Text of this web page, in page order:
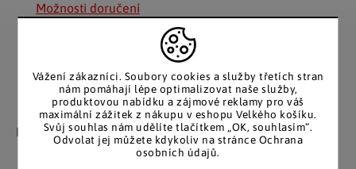
Vážení zákazníci. Soubory cookies a služby třetích stran
nám pomáhají lépe optimalizovat naše služby,
produktovou nabídku a zájmové reklamy pro váš
maximální zážitek z nákupu v eshopu Velkého košíku.
Svůj souhlas nám udělíte tlačítkem „OK, souhlasím“.
Odvolat jej můžete kdykoliv na stránce Ochrana
osobních údajů.
Možnosti doručení
Záruka spokojenosti
Nakupujete bez obav, férové
jednání v každé situaci.
Katalog v tištěné
podobě
Stálým zákazníkům